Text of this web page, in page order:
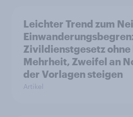
Leichter Trend zum
Zivildienstgesetz
Mehrheit, Zweifel an
der Vorlagen steigen
Artikel